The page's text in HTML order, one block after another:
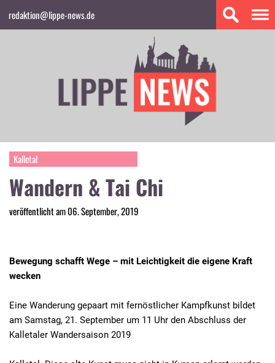
redaktion@lippe-news.de
Kalletal
Wandern & Tai Chi
veröffentlicht am 06. September, 2019
Bewegung schafft Wege – mit Leichtigkeit die eigene Kraft
wecken
Eine Wanderung gepaart mit fernöstlicher Kampfkunst bildet
am Samstag, 21. September um 11 Uhr den Abschluss der
Kalletaler Wandersaison 2019